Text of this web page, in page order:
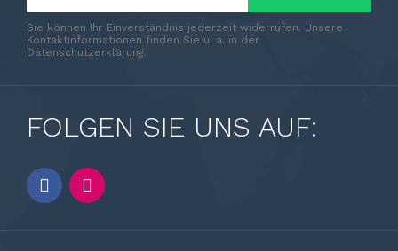
Sie können Ihr Einverständnis jederzeit widerrufen. Unsere
Kontaktinformationen finden Sie u. a. in der
Datenschutzerklärung.
FOLGEN SIE UNS AUF: